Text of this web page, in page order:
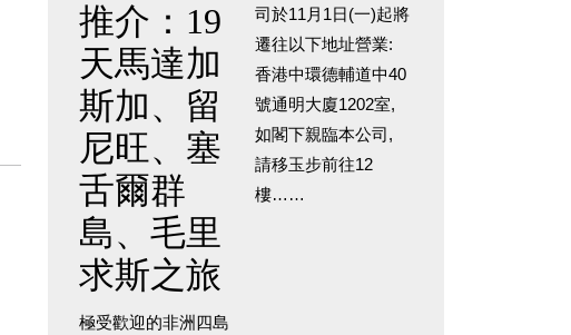
推介：19
天馬達加
斯加、留
尼旺、塞
舌爾群
島、毛里
求斯之旅
極受歡迎的非洲四島
司於11月1日(一)起將
遷往以下地址營業:
香港中環德輔道中40
號通明大廈1202室,
如閣下親臨本公司,
請移玉步前往12
樓……